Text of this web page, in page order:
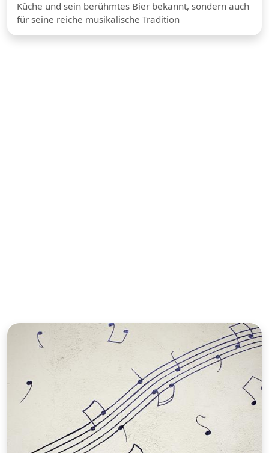
Küche und sein berühmtes Bier bekannt, sondern auch
für seine reiche musikalische Tradition